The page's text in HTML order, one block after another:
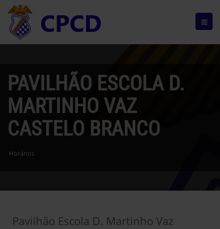
PAVILHÃO ESCOLA D.
MARTINHO VAZ
CASTELO BRANCO
Horários
Pavilhão Escola D. Martinho Vaz